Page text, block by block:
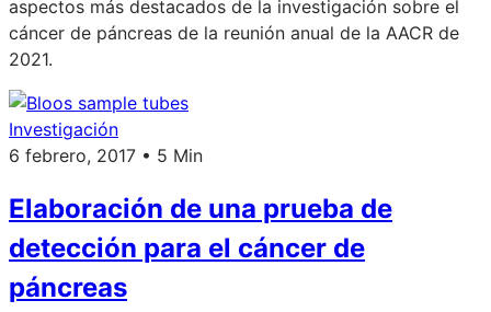
aspectos más destacados de la investigación sobre el
cáncer de páncreas de la reunión anual de la AACR de
2021.
Investigación
6 febrero, 2017 • 5 Min
Elaboración de una prueba de
detección para el cáncer de
páncreas